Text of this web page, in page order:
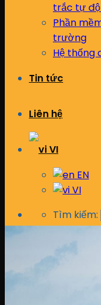
trắc tự
Phần
trường
Hệ thống
Tin tức
Liên hệ
VI
EN
VI
Tìm kiếm: